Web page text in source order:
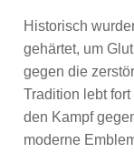
Historisch
gehärtet, um
gegen die
Tradition lebt
den Kampf
moderne